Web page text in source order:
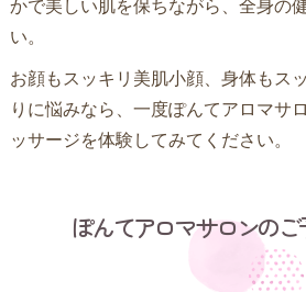
かで美しい肌を保ちながら、全身の
い。
お顔もスッキリ美肌小顔、身体もス
りに悩みなら、一度ぽんてアロマサ
ッサージを体験してみてください。
ぽんてアロマサロンの